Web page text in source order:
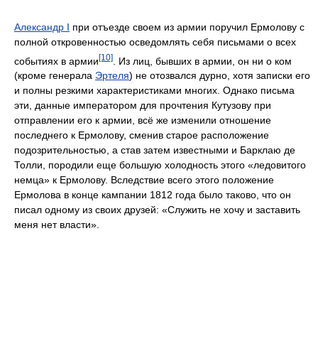
Александр I при отъезде своем из армии поручил Ермолову с
полной откровенностью осведомлять себя письмами о всех
событиях в армии[10]
. Из лиц, бывших в армии, он ни о ком
(кроме генерала Эртеля) не отозвался дурно, хотя записки его
и полны резкими характеристиками многих. Однако письма
эти, данные императором для прочтения Кутузову при
отправлении его к армии, всё же изменили отношение
последнего к Ермолову, сменив старое расположение
подозрительностью, а став затем известными и Барклаю де
Толли, породили еще большую холодность этого «ледовитого
немца» к Ермолову. Вследствие всего этого положение
Ермолова в конце кампании 1812 года было таково, что он
писал одному из своих друзей: «Служить не хочу и заставить
меня нет власти».